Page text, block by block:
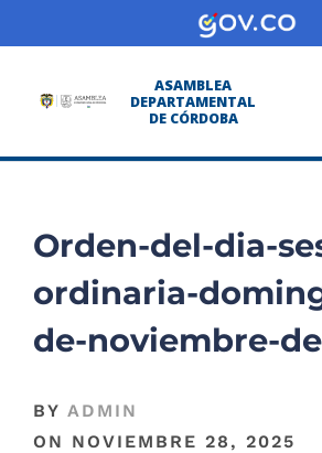
ASAMBLEA
DEPARTAMENTAL
DE CÓRDOBA
Orden-del-dia-
ordinaria-
de-noviembre-
BY ADMIN
ON NOVIEMBRE 28, 2025